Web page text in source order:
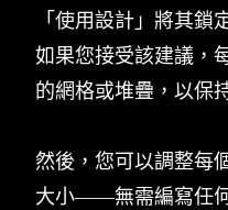
「使用設計」將其鎖
如果您接受該建議，
的網格或堆疊，以保
然後，您可以調整每
大小——無需編寫任